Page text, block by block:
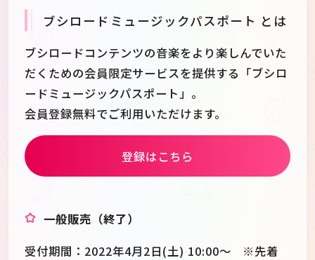
ブシロードミュージックパスポート とは
ブシロードコンテンツの音楽をより楽しんでいた
だくための会員限定サービスを提供する「ブシロ
ードミュージックパスポート」。
会員登録無料でご利用いただけます。
登録はこちら
一般販売（終了）
受付期間：2022年4月2日(土) 10:00～ ※先着